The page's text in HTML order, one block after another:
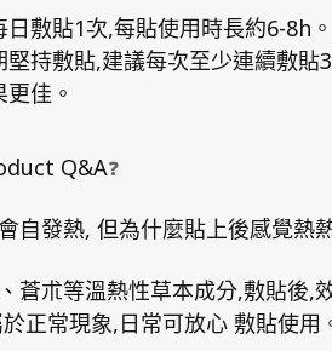
日敷貼1次,每貼使用時長約6-8h 。
堅持敷貼,建議每次至少連續敷貼3
更佳。
Q&A❓
自發熱, 但為什麼貼上後感覺熱
蒼朮等溫熱性草本成分,敷貼後,
於正常現象, 日常可放心 敷貼使用